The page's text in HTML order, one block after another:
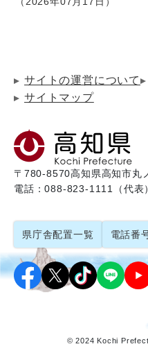
サイトの運営について
サイトマップ
〒780-8570高知県高知市丸
電話：088-823-1111（代表
県庁舎配置一覧 電話番
© 2024 Kochi